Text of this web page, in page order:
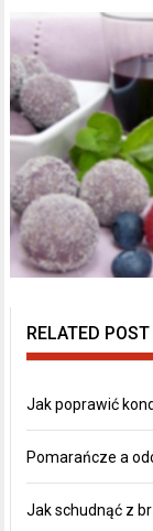
RELATED POST
Jak poprawić
Pomarańcze a
Jak schudnąć z